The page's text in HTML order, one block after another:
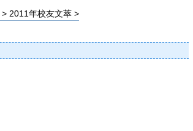
> 2011年校友文萃 >